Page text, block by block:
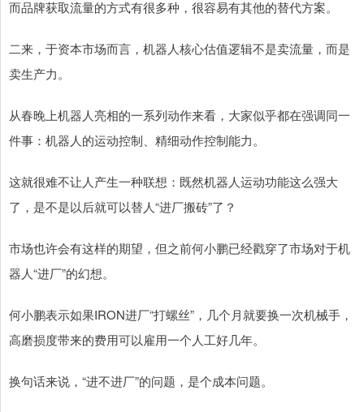
而品牌获取流量的方式有很多种，很容易有其他的替代方案。
二来，于资本市场而言，机器人核心估值逻辑不是卖流量，而是
卖生产力。
从春晚上机器人亮相的一系列动作来看，大家似乎都在强调同一
件事：机器人的运动控制、精细动作控制能力。
这就很难不让人产生一种联想：既然机器人运动功能这么强大
了，是不是以后就可以替人“进厂搬砖”了？
市场也许会有这样的期望，但之前何小鹏已经戳穿了市场对于机
器人“进厂”的幻想。
何小鹏表示如果IRON进厂“打螺丝”，几个月就要换一次机械手，
高磨损度带来的费用可以雇用一个人工好几年。
换句话来说，“进不进厂”的问题，是个成本问题。